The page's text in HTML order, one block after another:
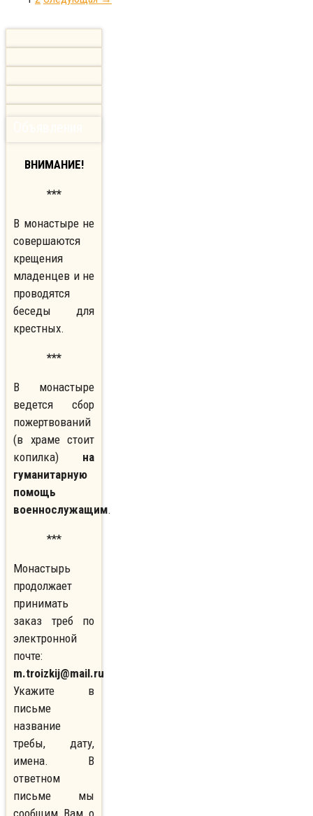
ВНИМАНИЕ!
***
В монастыре не
совершаются
крещения
младенцев и не
проводятся
беседы для
крестных.
***
В монастыре
ведется сбор
пожертвований
(в храме стоит
копилка) на
гуманитарную
помощь
военнослужащим.
***
Монастырь
продолжает
принимать
заказ треб по
электронной
почте:
m.troizkij@mail.ru
Укажите в
письме
название
требы, дату,
имена. В
ответном
письме мы
сообщим Вам о